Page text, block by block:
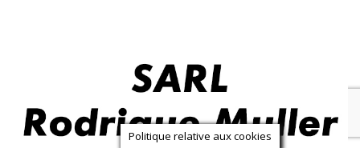
Politique relative aux cookies